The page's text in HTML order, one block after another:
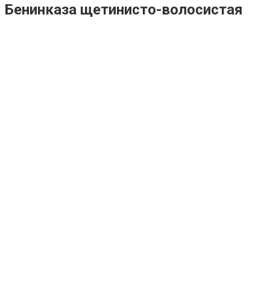
Бенинказа щетинисто-волосистая